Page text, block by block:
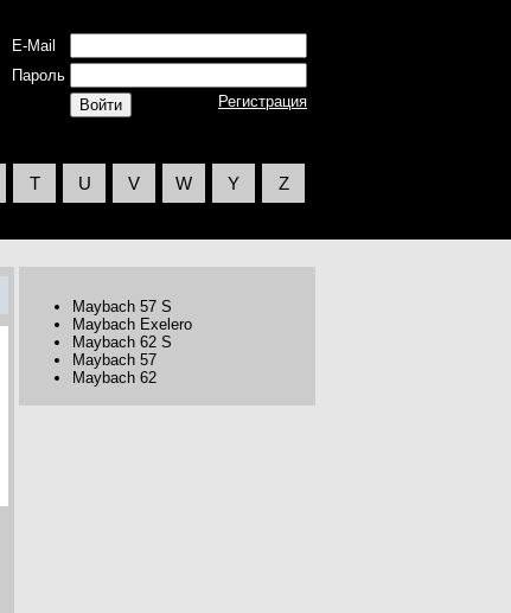
E-Mail
Пароль
Регистрация
T U V W Y Z
Maybach 57 S
Maybach Exelero
Maybach 62 S
Maybach 57
Maybach 62